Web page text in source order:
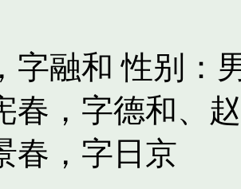
字融和 性别：
春，字德和、
春，字日京